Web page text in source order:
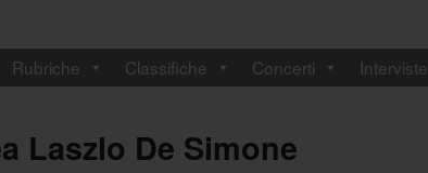
Rubriche Classifiche Concerti Interviste
Laszlo De Simone